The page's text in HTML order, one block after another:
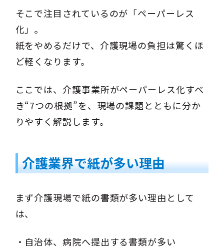
そこで注目されているのが「ペーパーレス
化」。
紙をやめるだけで、介護現場の負担は驚くほ
ど軽くなります。
ここでは、介護事業所がペーパーレス化すべ
き“7つの根拠”を、現場の課題とともに分か
りやすく解説します。
介護業界で紙が多い理由
まず介護現場で紙の書類が多い理由として
は、
・自治体、病院へ提出する書類が多い